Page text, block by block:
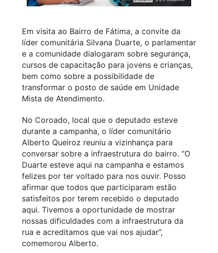
Em visita ao Bairro de Fátima, a convite da
líder comunitária Silvana Duarte, o parlamentar
e a comunidade dialogaram sobre segurança,
cursos de capacitação para jovens e crianças,
bem como sobre a possibilidade de
transformar o posto de saúde em Unidade
Mista de Atendimento.
No Coroado, local que o deputado esteve
durante a campanha, o líder comunitário
Alberto Queiroz reuniu a vizinhança para
conversar sobre a infraestrutura do bairro. “O
Duarte esteve aqui na campanha e estamos
felizes por ter voltado para nos ouvir. Posso
afirmar que todos que participaram estão
satisfeitos por terem recebido o deputado
aqui. Tivemos a oportunidade de mostrar
nossas dificuldades com a infraestrutura da
rua e acreditamos que vai nos ajudar”,
comemorou Alberto.